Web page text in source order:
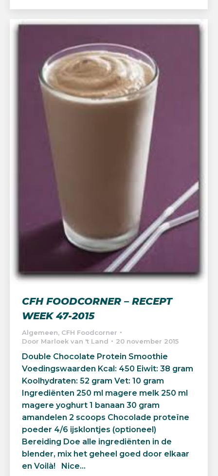
CFH FOODCORNER – RECEPT
WEEK 47-2015
Algemeen, CFH Foodcorner
Door Marloek van 't Land 20 november 2015
Double Chocolate Protein Smoothie
Voedingswaarden Kcal: 450 Eiwit: 38 gram
Koolhydraten: 52 gram Vet: 10 gram
Ingrediënten 250 ml magere melk 250 ml
magere yoghurt 1 banaan 30 gram
amandelen 2 scoops Chocolade proteïne
poeder 4/6 ijsklontjes (optioneel)
Bereiding Doe alle ingrediënten in de
blender, mix het geheel goed door elkaar
en Voilà! Nice…